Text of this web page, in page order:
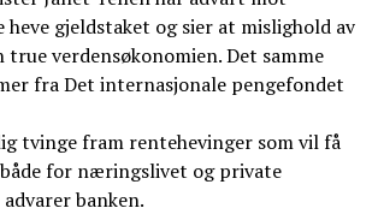
heve gjeldstaket og sier at mislighold av
true verdensøkonomien. Det samme
fra Det internasjonale pengefondet
tvinge fram rentehevinger som vil få
for næringslivet og private
banken.